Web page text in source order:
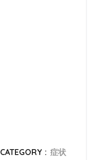
CATEGORY : 症状